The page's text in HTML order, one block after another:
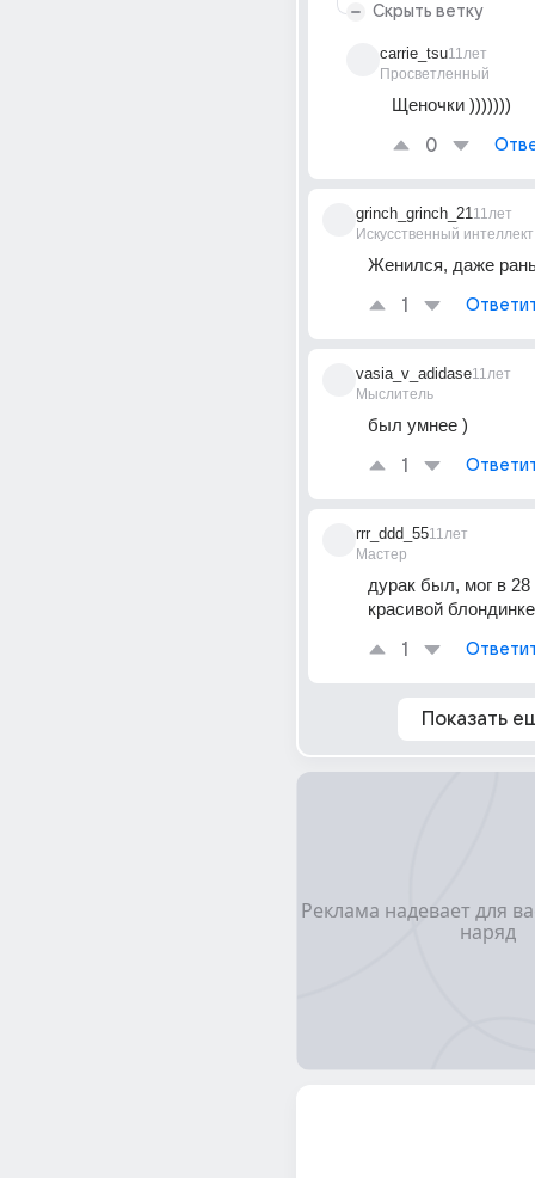
Скрыть ветку
carrie_tsu
Просветленный
11лет
Щеночки )))))))
0
grinch_grinch_21
Искусственный интеллект
11лет
Женился, даже
1
vasia_v_adidase
Мыслитель
11лет
был умнее )
1
rrr_ddd_55
Мастер
11лет
дурак был, мог в
красивой блондинке
1
Показать